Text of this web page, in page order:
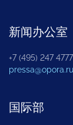
新闻办公室
+7 (495) 247
pressa@opora.ru
国际部